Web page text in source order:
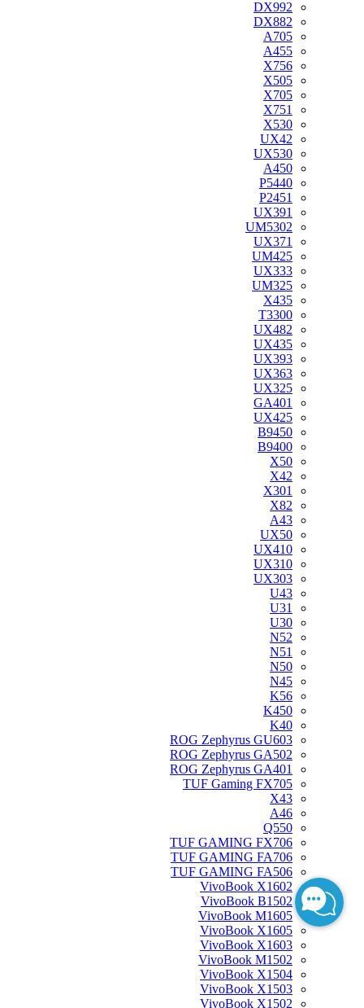
DX992
DX882
A705
A455
X756
X505
X705
X751
X530
UX42
UX530
A450
P5440
P2451
UX391
UM5302
UX371
UM425
UX333
UM325
X435
T3300
UX482
UX435
UX393
UX363
UX325
GA401
UX425
B9450
B9400
X50
X42
X301
X82
A43
UX50
UX410
UX310
UX303
U43
U31
U30
N52
N51
N50
N45
K56
K450
K40
ROG Zephyrus GU603
ROG Zephyrus GA502
ROG Zephyrus GA401
TUF Gaming FX705
X43
A46
Q550
TUF GAMING FX706
TUF GAMING FA706
TUF GAMING FA506
VivoBook X1602
VivoBook B1502
VivoBook M1605
VivoBook X1605
VivoBook X1603
VivoBook M1502
VivoBook X1504
VivoBook X1503
VivoBook X1502